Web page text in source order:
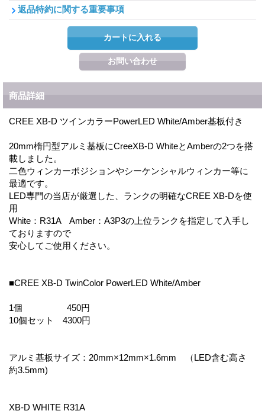
返品特約に関する重要事項
商品詳細
CREE XB-D ツインカラーPowerLED White/Amber基板付き
20mm楕円型アルミ基板にCreeXB-D WhiteとAmberの2つを搭
載しました。
二色ウィンカーポジションやシーケンシャルウィンカー等に
最適です。
LED専門の当店が厳選した、ランクの明確なCREE XB-Dを使
用
White：R31A Amber：A3P3の上位ランクを指定して入手し
ておりますので
安心してご使用ください。
■CREE XB-D TwinColor PowerLED White/Amber
1個 450円
10個セット 4300円
アルミ基板サイズ：20mm×12mm×1.6mm （LED含む高さ
約3.5mm)
XB-D WHITE R31A